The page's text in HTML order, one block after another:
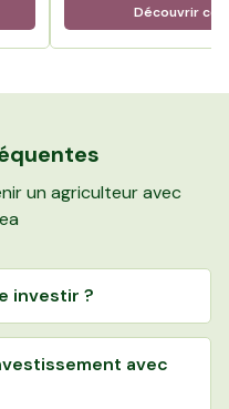
terres du Pré de la Rivière, il
100 % bio, où la diversité
projet.
Découvrir ce
un agriculteur avec
investir ?
avec